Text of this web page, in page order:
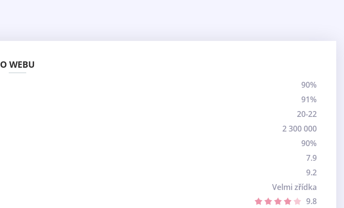
O WEBU
90%
91%
20-22
2 300 000
90%
7.9
9.2
Velmi zřídka
9.8